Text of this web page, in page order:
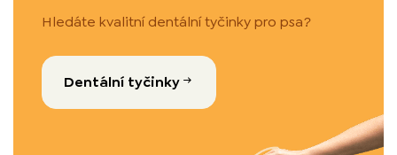
Hledáte kvalitní dentální tyčinky pro psa?
Dentální tyčinky